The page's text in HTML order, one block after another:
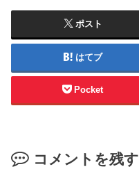
ポスト
はてブ
Pocket
コメントを残す